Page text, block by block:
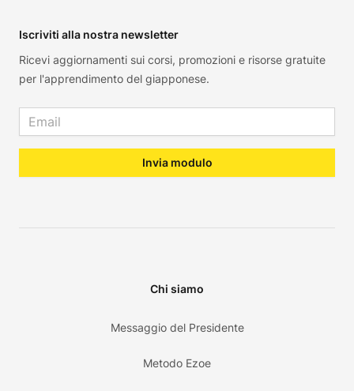
Iscriviti alla nostra newsletter
Ricevi aggiornamenti sui corsi, promozioni e risorse gratuite
per l'apprendimento del giapponese.
Email address
Invia modulo
Chi siamo
Messaggio del Presidente
Metodo Ezoe